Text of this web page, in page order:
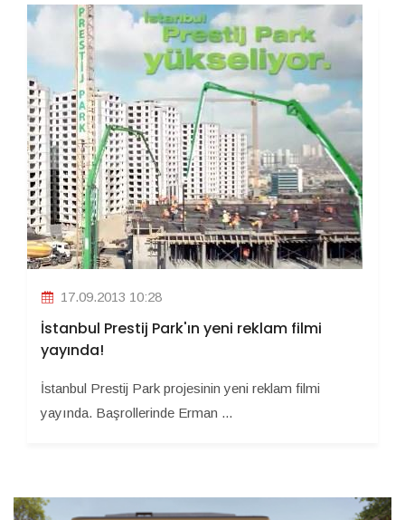
17.09.2013 10:28
İstanbul Prestij Park'ın yeni reklam filmi
yayında!
İstanbul Prestij Park projesinin yeni reklam filmi
yayında. Başrollerinde Erman ...